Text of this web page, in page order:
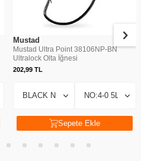
Mustad
Mustad Ultra Point 38106NP-BN
Ultralock Olta İğnesi
202,99TL
Sepete Ekle